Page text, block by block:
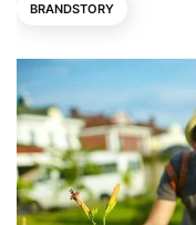
BRANDSTORY